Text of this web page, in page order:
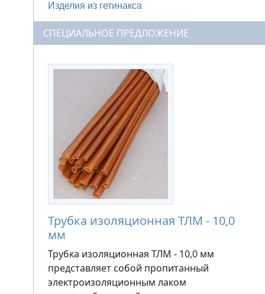
Изделия из гетинакса
СПЕЦИАЛЬНОЕ ПРЕДЛОЖЕНИЕ
Трубка изоляционная ТЛМ - 10,0
мм
Трубка изоляционная ТЛМ - 10,0 мм
представляет собой пропитанный
электроизоляционным лаком